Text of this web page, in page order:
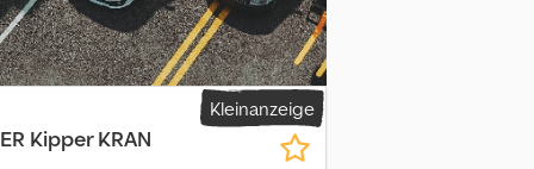
Anzeige sind unverbindliche
übernimmt keine Haftung für Tipp-
prüfen. Alle Angaben in den Inseraten
: Montag bis Donnerstag von
Kleinanzeige
Kipper KRAN